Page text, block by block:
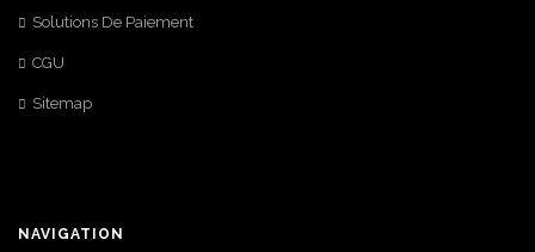
Solutions De Paiement
CGU
Sitemap
NAVIGATION